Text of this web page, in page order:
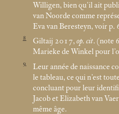
Willigen, bien qu’il ait
van Noorde comme
Eva van Beresteyn, voir p.
8 Giltaij 2017, op. cit. (note
Marieke de Winkel pour
9
Leur année de naissance
le tableau, ce qui n’est
concluant pour leur
Jacob et Elizabeth van
même âge.